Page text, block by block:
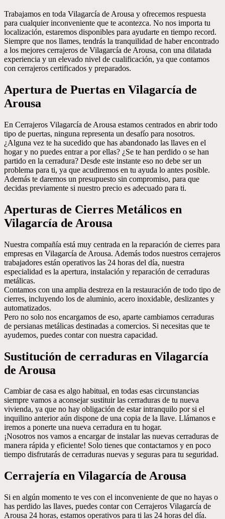
Trabajamos en toda Vilagarcía de Arousa y ofrecemos respuesta
para cualquier inconveniente que te acontezca. No nos importa tu
localización, estaremos disponibles para ayudarte en tiempo record.
Siempre que nos llames, tendrás la tranquilidad de haber encontrado
a los mejores cerrajeros de Vilagarcía de Arousa, con una dilatada
experiencia y un elevado nivel de cualificación, ya que contamos
con cerrajeros certificados y preparados.
Apertura de Puertas en Vilagarcía de
Arousa
En Cerrajeros Vilagarcía de Arousa estamos centrados en abrir todo
tipo de puertas, ninguna representa un desafío para nosotros.
¿Alguna vez te ha sucedido que has abandonado las llaves en el
hogar y no puedes entrar a por ellas? ¿Se te han perdido o se han
partido en la cerradura? Desde este instante eso no debe ser un
problema para ti, ya que acudiremos en tu ayuda lo antes posible.
Además te daremos un presupuesto sin compromiso, para que
decidas previamente si nuestro precio es adecuado para ti.
Aperturas de Cierres Metálicos en
Vilagarcía de Arousa
Nuestra compañía está muy centrada en la reparación de cierres para
empresas en Vilagarcía de Arousa. Además todos nuestros cerrajeros
trabajadores están operativos las 24 horas del día, nuestra
especialidad es la apertura, instalación y reparación de cerraduras
metálicas.
Contamos con una amplia destreza en la restauración de todo tipo de
cierres, incluyendo los de aluminio, acero inoxidable, deslizantes y
automatizados.
Pero no solo nos encargamos de eso, aparte cambiamos cerraduras
de persianas metálicas destinadas a comercios. Si necesitas que te
ayudemos, puedes contar con nuestra capacidad.
Sustitución de cerraduras en Vilagarcía
de Arousa
Cambiar de casa es algo habitual, en todas esas circunstancias
siempre vamos a aconsejar sustituir las cerraduras de tu nueva
vivienda, ya que no hay obligación de estar intranquilo por si el
inquilino anterior aún dispone de una copia de la llave. Llámanos e
iremos a ponerte una nueva cerradura en tu hogar.
¡Nosotros nos vamos a encargar de instalar las nuevas cerraduras de
manera rápida y eficiente! Solo tienes que contactarnos y en poco
tiempo disfrutarás de cerraduras nuevas y seguras para tu seguridad.
Cerrajería en Vilagarcía de Arousa
Si en algún momento te ves con el inconveniente de que no hayas o
has perdido las llaves, puedes contar con Cerrajeros Vilagarcía de
Arousa 24 horas, estamos operativos para ti las 24 horas del día.